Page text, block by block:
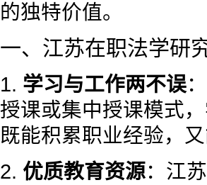
的独特价值。
一、江苏在职法学研
1. 学习与工作两不误
授课或集中授课模式
既能积累职业经验，
2. 优质教育资源：江